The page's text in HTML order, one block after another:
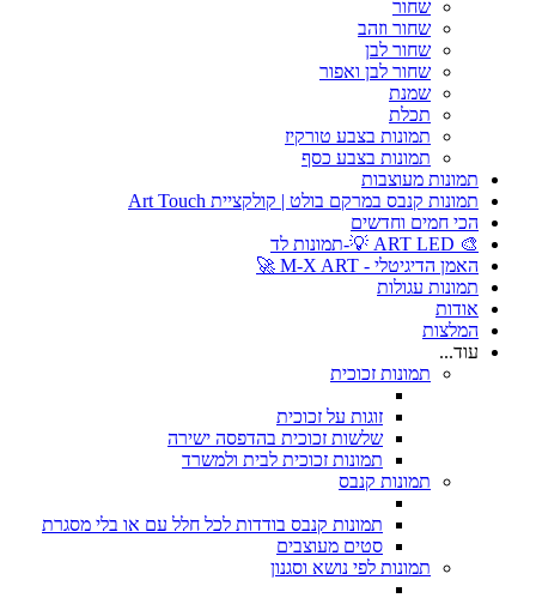
שחור
שחור וזהב
שחור לבן
שחור לבן ואפור
שמנת
תכלת
תמונות בצבע טורקיז
תמונות בצבע כסף
תמונות מעוצבות
תמונות קנבס במרקם בולט | קולקציית Art Touch
הכי חמים וחדשים
🎨 ART LED 💡-תמונות לד
האמן הדיגיטלי - M-X ART 🚀
תמונות עגולות
אודות
המלצות
עוד...
תמונות זכוכית
זוגות על זכוכית
שלשות זכוכית בהדפסה ישירה
תמונות זכוכית לבית ולמשרד
תמונות קנבס
תמונות קנבס בודדות לכל חלל עם או בלי מסגרת
סטים מעוצבים
תמונות לפי נושא וסגנון